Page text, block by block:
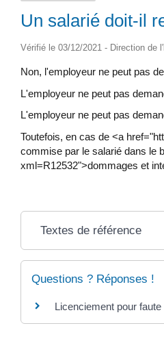
Un salarié doit-il
Vérifié le 03/12/2021 - Direction de
Non, l'employeur ne peut pas
L'employeur ne peut pas
L'employeur ne peut pas
Toutefois, en cas de <a
commise par le salarié dans le
xml=R12532">dommages et
Textes de référence
Questions ? Réponses !
Licenciement pour